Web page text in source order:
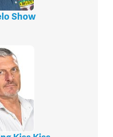
Show